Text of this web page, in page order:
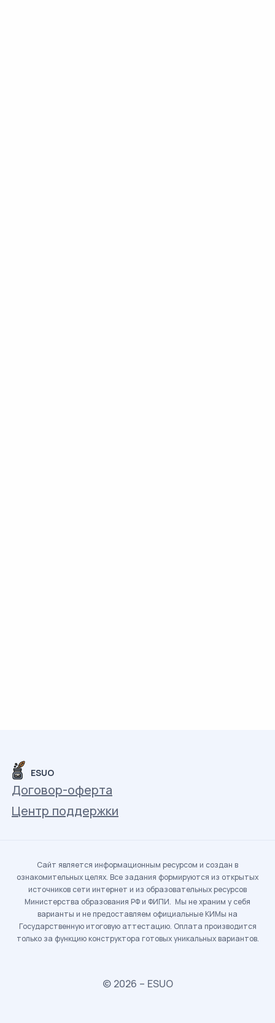
ESUO
Договор-оферта
Центр поддержки
Сайт является информационным ресурсом и создан в
ознакомительных целях. Все задания формируются из открытых
источников сети интернет и из образовательных ресурсов
Министерства образования РФ и ФИПИ. Мы не храним у себя
варианты и не предоставляем официальные КИМы на
Государственную итоговую аттестацию. Оплата производится
только за функцию конструктора готовых уникальных вариантов.
© 2026 – ESUO